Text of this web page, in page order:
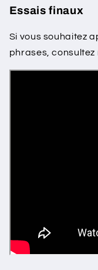
Essais finaux
Si vous souhaitez
phrases, consultez